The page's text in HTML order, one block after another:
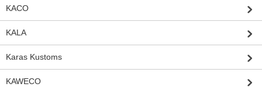
KACO
KALA
Karas Kustoms
KAWECO